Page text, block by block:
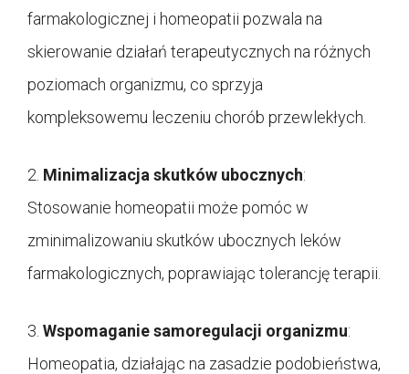
farmakologicznej i homeopatii pozwala na
skierowanie działań terapeutycznych na różnych
poziomach organizmu, co sprzyja
kompleksowemu leczeniu chorób przewlekłych.
2. Minimalizacja skutków ubocznych:
Stosowanie homeopatii może pomóc w
zminimalizowaniu skutków ubocznych leków
farmakologicznych, poprawiając tolerancję terapii.
3. Wspomaganie samoregulacji organizmu:
Homeopatia, działając na zasadzie podobieństwa,